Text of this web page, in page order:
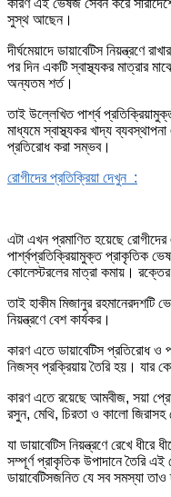
সুস্থ আছেন।
দীর্ঘমেয়াদে ডায়াবেটিস
পর দিন একটি স্বাস্থ্যকর মাত্রার
অন্যতম শর্ত।
তাই উল্লেখিত পার্শ্ব
মাধ্যমে স্বাস্থ্যকর খাদ্য ব্যবস্থাপনা
প্রতিরোধ করা সম্ভব।
রোগীদের প্রতিক্রিয়া দেখুন :
এটা এখন প্রমাণিত হয়েছে
পার্শ্বপ্রতিক্রিয়ামুক্ত প্রাকৃতিক
কোলেস্টরলের মাত্রা কমায়। রক্তের
তাই হাকীম মিজানুর
নিয়ন্ত্রণে বেশ কার্যকর।
কারণ এতে ডায়াবেটিস প্রতিরোধ ও
নিজস্ব প্রক্রিয়ায় তৈরি হয়। যার
কারণ এতে রয়েছে আমবীজ, সয়া
রসুন, মেথি, চিরতা ও কালো
যা ডায়াবেটিস নিয়ন্ত্রণে রেখে
সম্পূর্ণ প্রাকৃতিক উপাদানে তৈরি
ডায়াবেটিসজনিত যে সব সমস্যা তাও